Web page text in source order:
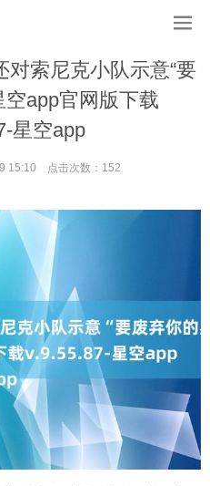
索尼克小队示意“要
空app官网版下载
星空app
15:10 点击次数：152